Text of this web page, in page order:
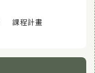
課程計畫(另開視窗)